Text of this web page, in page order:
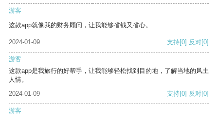
游客
这款app就像我的财务顾问，让我能够省钱又省心。
2024-01-09 支持[0] 反对[0]
游客
这款app是我旅行的好帮手，让我能够轻松找到目的地，了解当地的风土
人情。
2024-01-09
支持[0] 反对[0]
游客